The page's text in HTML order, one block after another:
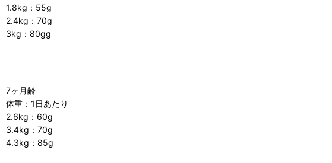
1.8kg：55g
2.4kg：70g
3kg：80gg
7ヶ月齢
体重：1日あたり
2.6kg：60g
3.4kg：70g
4.3kg：85g